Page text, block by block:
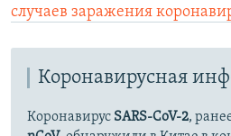
случаев заражения
Коронавирусная
Коронавирус SARS-CoV-2,